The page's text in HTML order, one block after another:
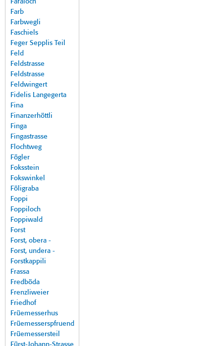
Faraloch
Farb
Farbwegli
Faschiels
Feger Sepplis Teil
Feld
Feldstrasse
Feldstrasse
Feldwingert
Fidelis Langegerta
Fina
Finanzerhöttli
Finga
Fingastrasse
Flochtweg
Fögler
Foksstein
Fokswinkel
Föligraba
Foppi
Foppiloch
Foppiwald
Forst
Forst, obera -
Forst, undera -
Forstkappili
Frassa
Fredböda
Frenzliweier
Friedhof
Früemesserhus
Früemesserspfruend
Früemessersteil